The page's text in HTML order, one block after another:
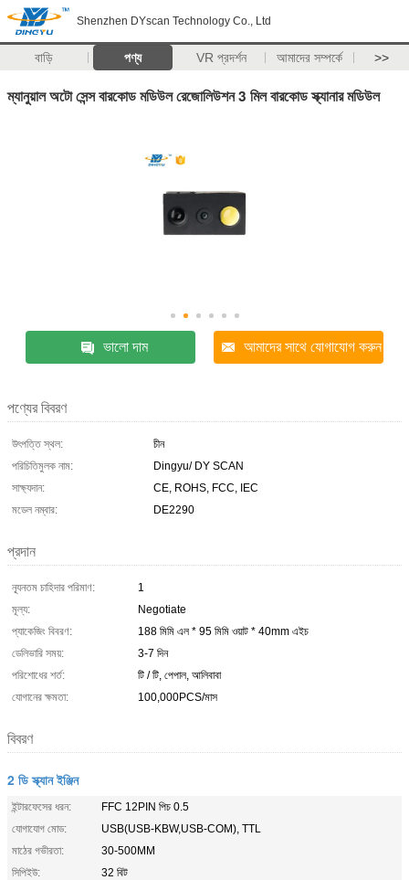
Shenzhen DYscan Technology Co., Ltd
বাড়ি পণ্য VR প্রদর্শন আমাদের সম্পর্কে >>
ম্যানুয়াল অটো সেন্স বারকোড মডিউল রেজোলিউশন 3 মিল বারকোড স্ক্যানার মডিউল
ভালো দাম আমাদের সাথে যোগাযোগ করুন
পণ্যের বিবরণ
উৎপত্তি স্থল:
চীন
পরিচিতিমুলক নাম:
Dingyu/ DY SCAN
সাক্ষ্যদান:
CE, ROHS, FCC, IEC
মডেল নম্বার:
DE2290
প্রদান
ন্যূনতম চাহিদার পরিমাণ:
1
মূল্য:
Negotiate
প্যাকেজিং বিবরণ:
188 মিমি এল * 95 মিমি ওয়াট * 40mm এইচ
ডেলিভারি সময়:
3-7 দিন
পরিশোধের শর্ত:
টি / টি, পেপাল, আলিবাবা
যোগানের ক্ষমতা:
100,000PCS/মাস
বিবরণ
2 ডি স্ক্যান ইঞ্জিন
ইন্টারফেসের ধরন:
FFC 12PIN পিচ 0.5
যোগাযোগ মোড:
USB(USB-KBW,USB-COM), TTL
মাঠের গভীরতা:
30-500MM
সিপিইউ:
32 বিট